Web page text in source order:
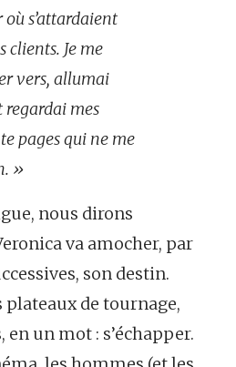
s’attardaient
clients. Je me
vers, allumai
regardai mes
pages qui ne me
»
nous dirons
va amocher, par
son destin.
plateaux de tournage,
un mot : s’échapper.